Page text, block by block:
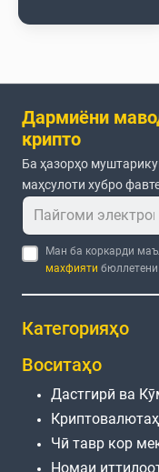
Дармиёни
крипто
Ба ҳазорҳо
маҳсулоти хубро
Ман ба коркарди
махфияти
Категорияҳо
Воситаҳо
Дастгирӣ ва
Чӣ тавр кор
Номаи